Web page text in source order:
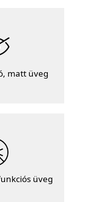
matt üveg
üveg